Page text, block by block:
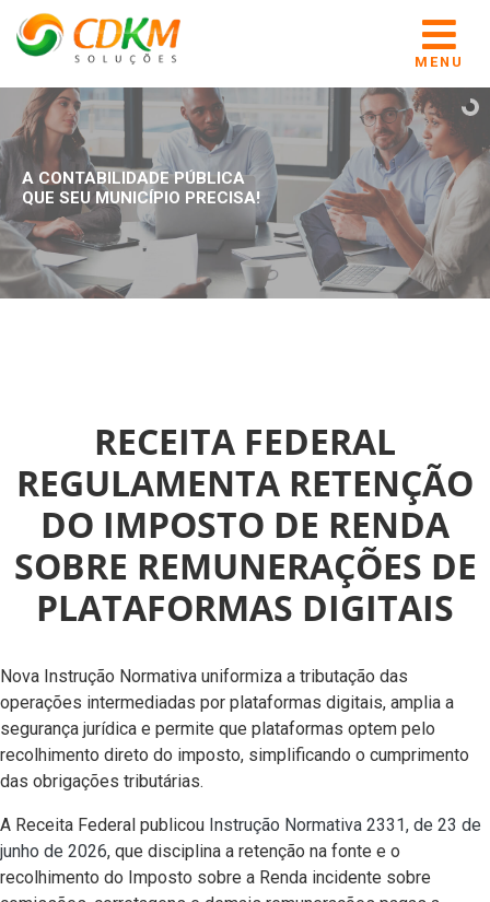
MENU
A CONTABILIDADE PÚBLICA
QUE SEU MUNICÍPIO PRECISA!
RECEITA FEDERAL
REGULAMENTA RETENÇÃO
DO IMPOSTO DE RENDA
SOBRE REMUNERAÇÕES DE
PLATAFORMAS DIGITAIS
Nova Instrução Normativa uniformiza a tributação das
operações intermediadas por plataformas digitais, amplia a
segurança jurídica e permite que plataformas optem pelo
recolhimento direto do imposto, simplificando o cumprimento
das obrigações tributárias.
A Receita Federal publicou Instrução Normativa 2331, de 23 de
junho de 2026, que disciplina a retenção na fonte e o
recolhimento do Imposto sobre a Renda incidente sobre